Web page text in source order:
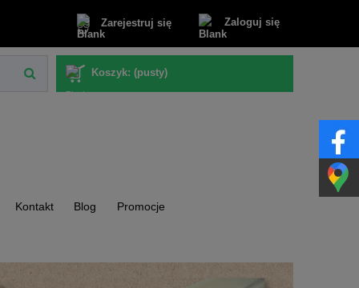
Zarejestruj się Zaloguj się
Koszyk: (pusty)
Kontakt Blog Promocje